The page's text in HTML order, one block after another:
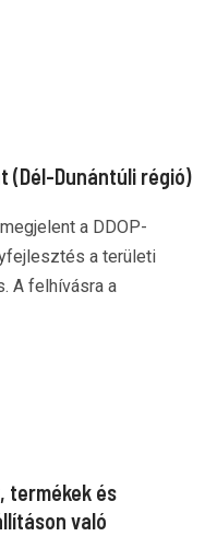
(Dél-Dunántúli régió)
a DDOP-
a területi
A felhívásra a
termékek és
való